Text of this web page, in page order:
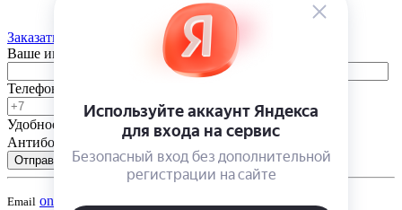
Заказать обратный звонок
Ваше имя
Телефон
Удобное время
-
Антибот
Отправить
Email onsad@onsad.ru